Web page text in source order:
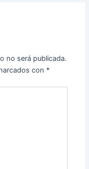
no será publicada.
con *